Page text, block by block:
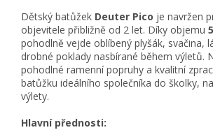
Dětský batůžek Deuter Pico je navržen
objevitele přibližně od 2 let. Díky objemu
pohodlně vejde oblíbený plyšák, svačina,
drobné poklady nasbírané během výletů.
pohodlné ramenní popruhy a kvalitní
batůžku ideálního společníka do školky,
výlety.
Hlavní přednosti: